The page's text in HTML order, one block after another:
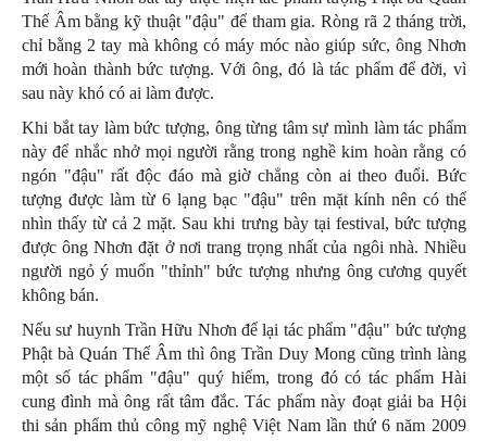
Thế Âm bằng kỹ thuật "đậu" để tham gia. Ròng rã 2 tháng trời,
chỉ bằng 2 tay mà không có máy móc nào giúp sức, ông Nhơn
mới hoàn thành bức tượng. Với ông, đó là tác phẩm để đời, vì
sau này khó có ai làm được.
Khi bắt tay làm bức tượng, ông từng tâm sự mình làm tác phẩm
này để nhắc nhở mọi người rằng trong nghề kim hoàn rằng có
ngón "đậu" rất độc đáo mà giờ chẳng còn ai theo đuổi. Bức
tượng được làm từ 6 lạng bạc "đậu" trên mặt kính nên có thể
nhìn thấy từ cả 2 mặt. Sau khi trưng bày tại festival, bức tượng
được ông Nhơn đặt ở nơi trang trọng nhất của ngôi nhà. Nhiều
người ngỏ ý muốn "thỉnh" bức tượng nhưng ông cương quyết
không bán.
Nếu sư huynh Trần Hữu Nhơn để lại tác phẩm "đậu" bức tượng
Phật bà Quán Thế Âm thì ông Trần Duy Mong cũng trình làng
một số tác phẩm "đậu" quý hiếm, trong đó có tác phẩm Hài
cung đình mà ông rất tâm đắc. Tác phẩm này đoạt giải ba Hội
thi sản phẩm thủ công mỹ nghệ Việt Nam lần thứ 6 năm 2009